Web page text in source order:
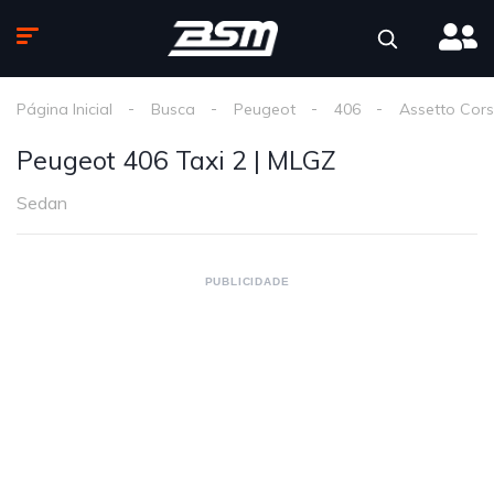
Página Inicial Busca Peugeot 406 Assetto
Peugeot 406 Taxi 2 | MLGZ
Sedan
PUBLICIDADE